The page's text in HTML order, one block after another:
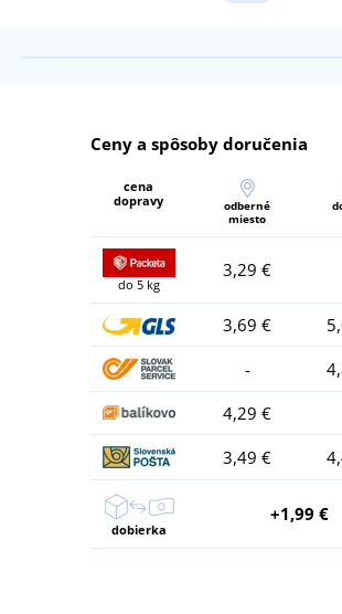
Ceny a spôsoby doručenia
cena
dopravy
odberné
miesto
do 5 kg
3,29 €
3,69 €
-
4,29 €
3,49 €
dobierka
+1,99 €